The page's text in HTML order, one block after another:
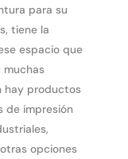
para su
tiene la
espacio que
muchas
hay productos
de impresión
opciones